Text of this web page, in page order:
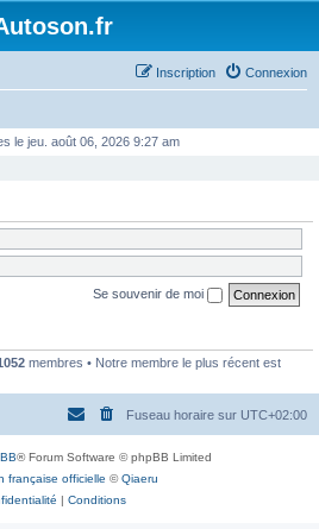
Connexion
Inscription
le jeu. août 06, 2026 9:27 am
Se souvenir de moi
membres • Notre membre le plus récent est
Fuseau horaire sur UTC+02:00
® Forum Software © phpBB Limited
française officielle ©Qiaeru
| Conditions